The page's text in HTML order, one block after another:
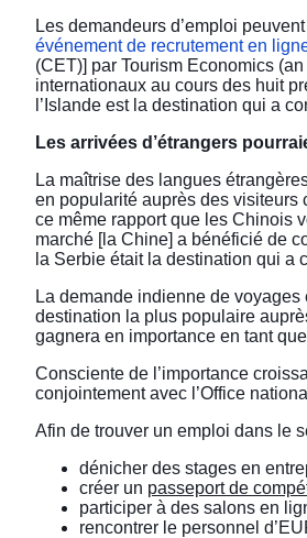
Les demandeurs d’emploi
événement de recrutement en
(CET)] par Tourism Economics
internationaux au cours des huit
l’Islande est la destination qui a
Les arrivées d’étrangers
La maîtrise des langues
en popularité auprès des visiteurs
ce même rapport que les Chinois
marché [la Chine] a bénéficié de
la Serbie était la destination qui a
La demande indienne de
destination la plus populaire
gagnera en importance en tant
Consciente de l’importance
conjointement avec l’Office
Afin de trouver un emploi dans le
dénicher des stages en
créer un passeport de
participer à des salons en
rencontrer le personnel